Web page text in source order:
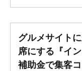
グルメサイト
席にする『イ
補助金で集客